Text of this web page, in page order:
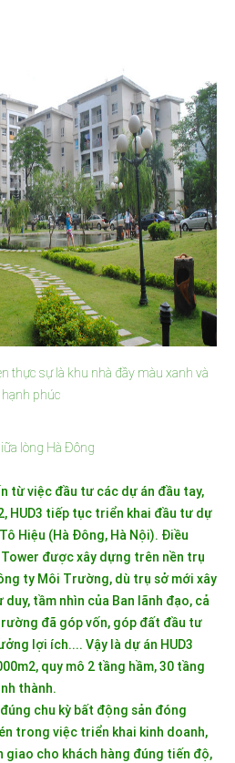
thực sự là khu nhà đầy màu xanh và
hạnh phúc
lòng Hà Đông
từ việc đầu tư các dự án đầu tay,
HUD3 tiếp tục triển khai đầu tư dự
Hiệu (Hà Đông, Hà Nội). Điều
được xây dựng trên nền trụ
ty Môi Trường, dù trụ sở mới xây
tầm nhìn của Ban lãnh đạo, cả
đã góp vốn, góp đất đầu tư
lợi ích.... Vậy là dự án HUD3
quy mô 2 tầng hầm, 30 tầng
thành.
chu kỳ bất động sản đóng
trong việc triển khai kinh doanh,
giao cho khách hàng đúng tiến độ,